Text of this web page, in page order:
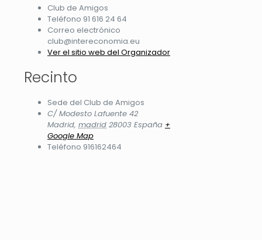
Club de Amigos
Teléfono 91 616 24 64
Correo electrónico
club@intereconomia.eu
Ver el sitio web del Organizador
Recinto
Sede del Club de Amigos
C/ Modesto Lafuente 42
Madrid, madrid 28003 España +
Google Map
Teléfono 916162464